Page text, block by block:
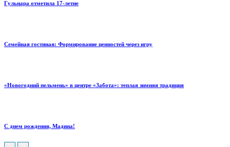
Гульнара отметила 17‑летие
Семейная гостиная: Формирование ценностей через игру
«Новогодний пельмень» в центре «Забота»: теплая зимняя традиция
С днем рождения, Мадина!